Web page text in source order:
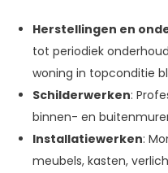
Herstellingen en
tot periodiek
woning in topconditie
Schilderwerken:
binnen- en
Installatiewerken:
meubels, kasten,